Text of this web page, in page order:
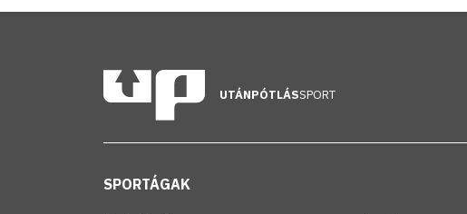
UTÁNPÓTLÁSSPORT
SPORTÁGAK